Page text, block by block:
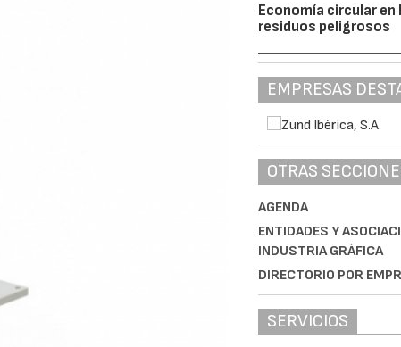
Economía circular en
residuos peligrosos
EMPRESAS
OTRAS
AGENDA
ENTIDADES Y
INDUSTRIA GRÁFICA
DIRECTORIO POR
SERVICIOS